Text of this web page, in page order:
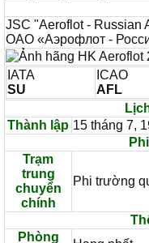
JSC "Aeroflot - Russian
ОАО «Аэрофлот -
IATA
SU
ICAO
AFL
Thành lập 15 tháng 7,
Trạm
trung
chuyển
chính
Phi trường
Phòng